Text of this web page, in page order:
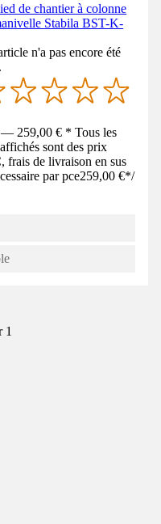
de chantier à colonne
Stabila BST-K-
n'a pas encore été
259,00 € * Tous les
sont des prix
frais de livraison en sus
par pce259,00 €*/
1